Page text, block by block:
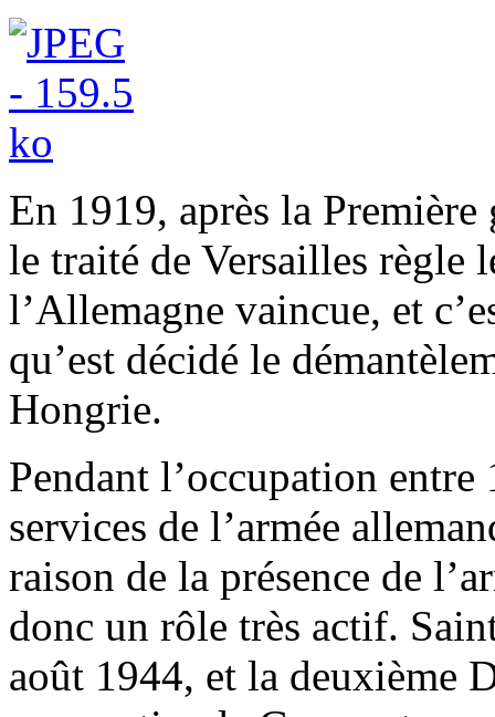
En 1919, après la
le traité de Versailles règle
l’Allemagne vaincue, et
qu’est décidé le
Hongrie.
Pendant l’occupation
services de l’armée
raison de la présence de
donc un rôle très actif.
août 1944, et la deuxième